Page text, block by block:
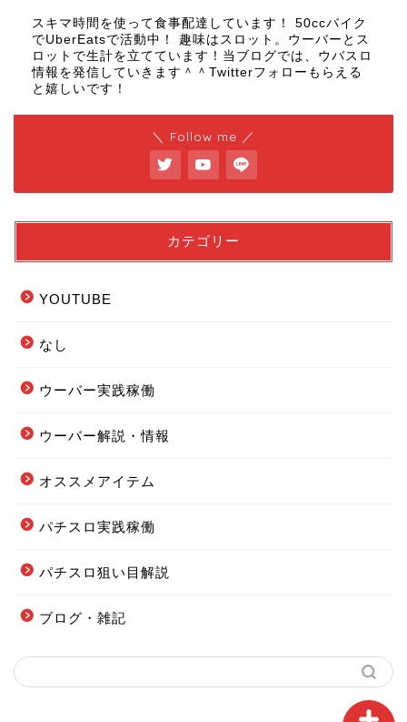
スキマ時間を使って食事配達しています！ 50ccバイク
でUberEatsで活動中！ 趣味はスロット。ウーバーとス
ロットで生計を立てています！当ブログでは、ウバスロ
情報を発信していきます＾＾Twitterフォローもらえる
と嬉しいです！
＼ Follow me ／
カテゴリー
YOUTUBE
なし
ウーバー実践稼働
ウーバー解説・情報
オススメアイテム
パチスロ実践稼働
パチスロ狙い目解説
ブログ・雑記
フーデリの始め方まとめ
配達オススメグッズまとめ